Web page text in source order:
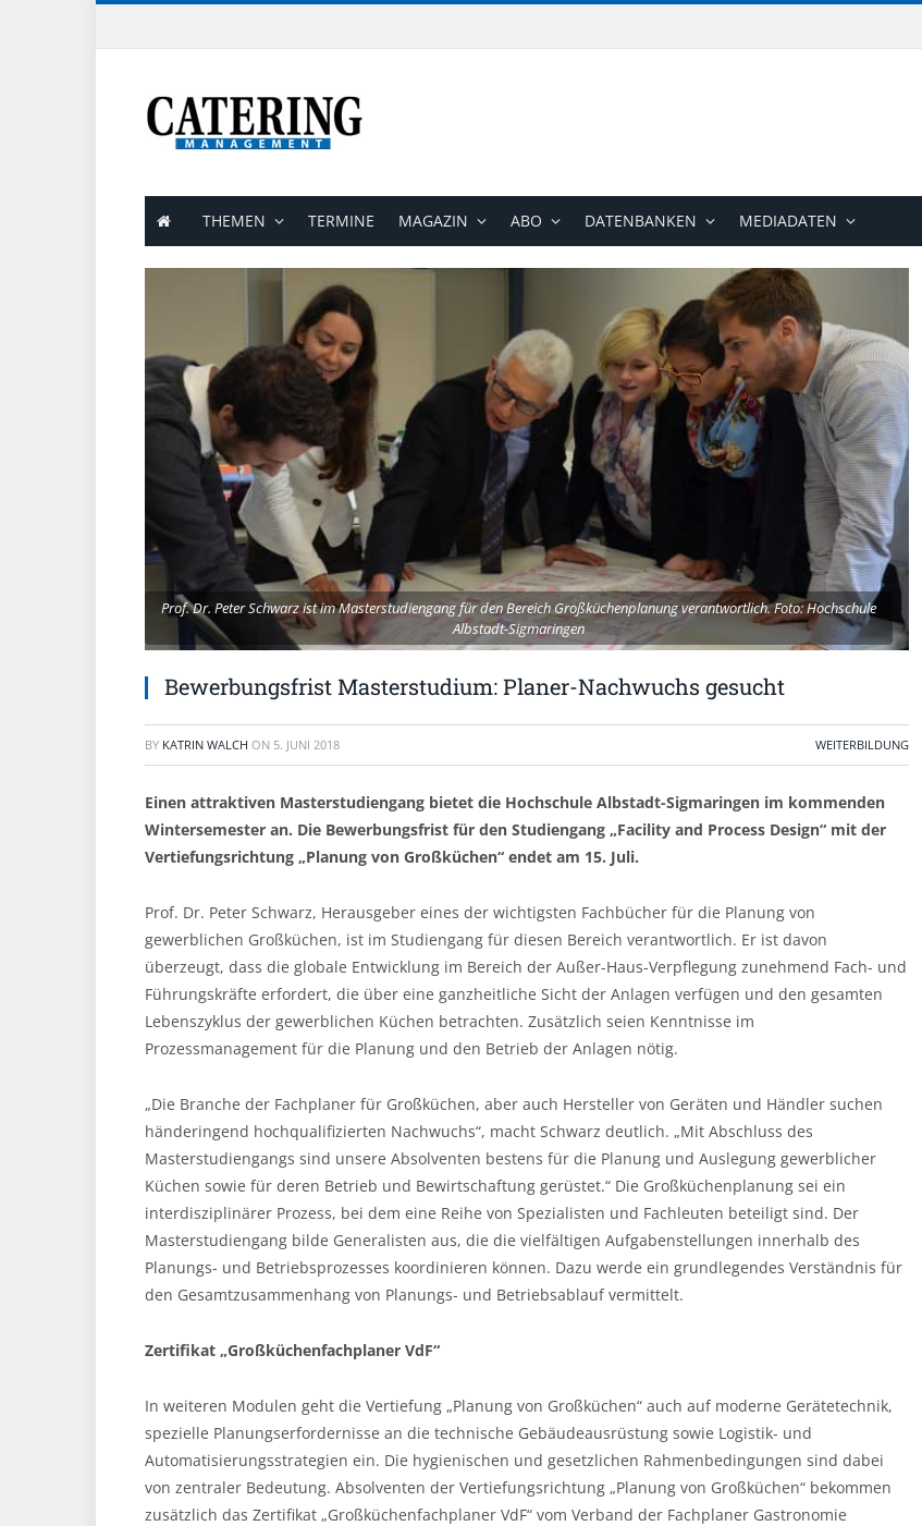
THEMEN TERMINE MAGAZIN ABO DATENBANKEN MEDIADATEN
Prof. Dr. Peter Schwarz ist im Masterstudiengang für den Bereich Großküchenplanung verantwortlich. Foto: Hochschule
Albstadt-Sigmaringen
Bewerbungsfrist Masterstudium: Planer-Nachwuchs gesucht
BY KATRIN WALCH ON 5. JUNI 2018 WEITERBILDUNG
Einen attraktiven Masterstudiengang bietet die Hochschule Albstadt-Sigmaringen im kommenden
Wintersemester an. Die Bewerbungsfrist für den Studiengang „Facility and Process Design“ mit der
Vertiefungsrichtung „Planung von Großküchen“ endet am 15. Juli.
Prof. Dr. Peter Schwarz, Herausgeber eines der wichtigsten Fachbücher für die Planung von
gewerblichen Großküchen, ist im Studiengang für diesen Bereich verantwortlich. Er ist davon
überzeugt, dass die globale Entwicklung im Bereich der Außer-Haus-Verpflegung zunehmend Fach- und
Führungskräfte erfordert, die über eine ganzheitliche Sicht der Anlagen verfügen und den gesamten
Lebenszyklus der gewerblichen Küchen betrachten. Zusätzlich seien Kenntnisse im
Prozessmanagement für die Planung und den Betrieb der Anlagen nötig.
„Die Branche der Fachplaner für Großküchen, aber auch Hersteller von Geräten und Händler suchen
händeringend hochqualifizierten Nachwuchs“, macht Schwarz deutlich. „Mit Abschluss des
Masterstudiengangs sind unsere Absolventen bestens für die Planung und Auslegung gewerblicher
Küchen sowie für deren Betrieb und Bewirtschaftung gerüstet.“ Die Großküchenplanung sei ein
interdisziplinärer Prozess, bei dem eine Reihe von Spezialisten und Fachleuten beteiligt sind. Der
Masterstudiengang bilde Generalisten aus, die die vielfältigen Aufgabenstellungen innerhalb des
Planungs- und Betriebsprozesses koordinieren können. Dazu werde ein grundlegendes Verständnis für
den Gesamtzusammenhang von Planungs- und Betriebsablauf vermittelt.
Zertifikat „Großküchenfachplaner VdF“
In weiteren Modulen geht die Vertiefung „Planung von Großküchen“ auch auf moderne Gerätetechnik,
spezielle Planungserfordernisse an die technische Gebäudeausrüstung sowie Logistik- und
Automatisierungsstrategien ein. Die hygienischen und gesetzlichen Rahmenbedingungen sind dabei
von zentraler Bedeutung. Absolventen der Vertiefungsrichtung „Planung von Großküchen“ bekommen
zusätzlich das Zertifikat „Großküchenfachplaner VdF“ vom Verband der Fachplaner Gastronomie